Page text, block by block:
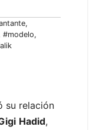
,
#modelo,
su relación
Hadid,